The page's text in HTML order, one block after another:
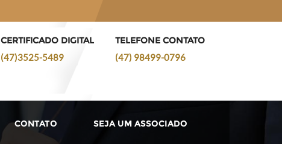
CERTIFICADO DIGITAL
(47)3525-5489
TELEFONE CONTATO
(47) 98499-0796
CONTATO SEJA UM ASSOCIADO